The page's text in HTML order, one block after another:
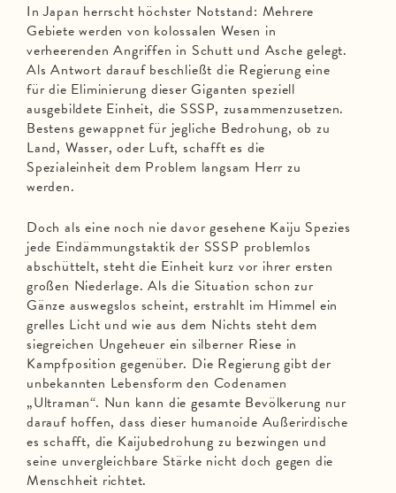
In Japan herrscht höchster Notstand: Mehrere
Gebiete werden von kolossalen Wesen in
verheerenden Angriffen in Schutt und Asche gelegt.
Als Antwort darauf beschließt die Regierung eine
für die Eliminierung dieser Giganten speziell
ausgebildete Einheit, die SSSP, zusammenzusetzen.
Bestens gewappnet für jegliche Bedrohung, ob zu
Land, Wasser, oder Luft, schafft es die
Spezialeinheit dem Problem langsam Herr zu
werden.
Doch als eine noch nie davor gesehene Kaiju Spezies
jede Eindämmungstaktik der SSSP problemlos
abschüttelt, steht die Einheit kurz vor ihrer ersten
großen Niederlage. Als die Situation schon zur
Gänze auswegslos scheint, erstrahlt im Himmel ein
grelles Licht und wie aus dem Nichts steht dem
siegreichen Ungeheuer ein silberner Riese in
Kampfposition gegenüber. Die Regierung gibt der
unbekannten Lebensform den Codenamen
„Ultraman“. Nun kann die gesamte Bevölkerung nur
darauf hoffen, dass dieser humanoide Außerirdische
es schafft, die Kaijubedrohung zu bezwingen und
seine unvergleichbare Stärke nicht doch gegen die
Menschheit richtet.